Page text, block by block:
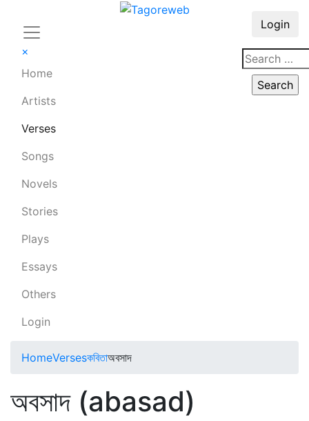
×
Home
Artists
Verses
Songs
Novels
Stories
Plays
Essays
Others
Login
Login
HomeVersesকবিতাঅবসাদ
অবসাদ (abasad)